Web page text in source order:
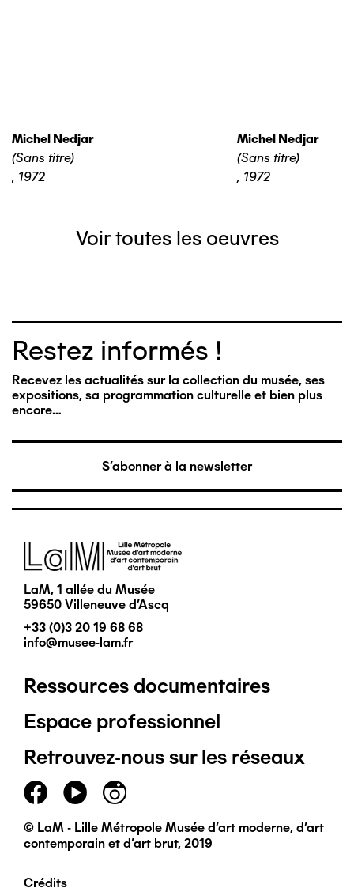
Michel Nedjar
(Sans titre)
, 1972
Michel Nedjar
(Sans titre)
, 1972
Voir toutes les oeuvres
Restez informés !
Recevez les actualités sur la collection du musée, ses
expositions, sa programmation culturelle et bien plus
encore…
S'abonner à la newsletter
Image
LaM, 1 allée du Musée
59650 Villeneuve d'Ascq
+33 (0)3 20 19 68 68
info@musee-lam.fr
Pied
de
page
principal
Ressources documentaires
Espace professionnel
Retrouvez-nous sur les réseaux
© LaM - Lille Métropole Musée d'art moderne, d'art
contemporain et d'art brut, 2019
Crédits